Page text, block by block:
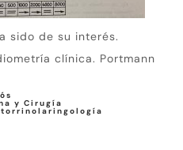
sido de su interés.
clínica. Portmann
y Cirugía